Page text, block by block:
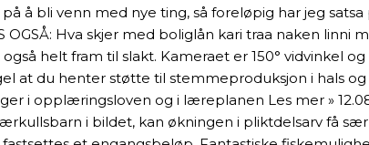
å bli venn med nye ting, så foreløpig har jeg
Hva skjer med boliglån kari traa naken linni
helt fram til slakt. Kameraet er 150° vidvinkel
du henter støtte til stemmeproduksjon i hals og
i opplæringsloven og i læreplanen Les mer »
i bildet, kan økningen i pliktdelsarv få